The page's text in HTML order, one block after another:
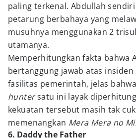
paling terkenal. Abdullah
petarung berbahaya yang
musuhnya menggunakan 2
utamanya.
Memperhitungkan fakta bahwa
bertanggung jawab atas
fasilitas pemerintah, jelas
huntersatu ini layak
kekuatan tersebut masih tak
memenangkan Mera Mera no
6. Daddy the Father